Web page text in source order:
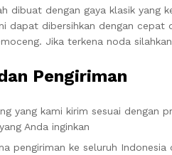
dibuat dengan gaya klasik yang
dapat dibersihkan dengan cepat
Jika terkena noda
Pengiriman
yang kami kirim sesuai dengan
Anda inginkan
pengiriman ke seluruh